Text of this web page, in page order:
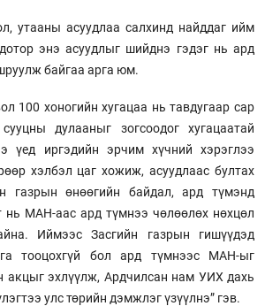
утааны асуудлаа салхинд найддаг ийм
энэ асуудлыг шийднэ гэдэг нь ард
байгаа арга юм.
100 хоногийн хугацаа нь тавдугаар сар
дулааныг зогсоодог хугацаатай
үед иргэдийн эрчим хүчний хэрэглээ
хэлбэл цаг хожиж, асуудлаас бултах
газрын өнөөгийн байдал, ард түмэнд
нь МАН-аас ард түмнээ чөлөөлөх нөхцөл
Иймээс Засгийн газрын гишүүдэд
тооцохгүй бол ард түмнээс МАН-ыг
акцыг эхлүүлж, Ардчилсан нам УИХ дахь
улс төрийн дэмжлэг үзүүлнэ” гэв.